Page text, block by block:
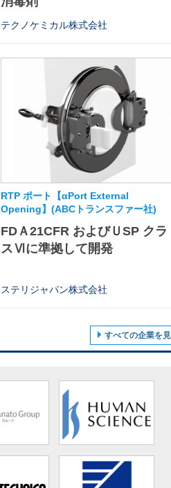
テクノケミカル株式会社
RTP ポート【αPort External
Opening】(ABCトランスファー社)
FDＡ21CFR およびＵSP クラ
スⅥに準拠して開発
ステリジャパン株式会社
すべての企業を